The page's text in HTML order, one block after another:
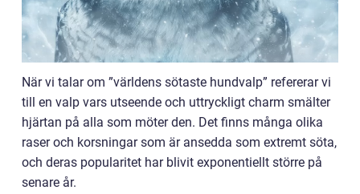
När vi talar om ”världens sötaste hundvalp” refererar vi
till en valp vars utseende och uttryckligt charm smälter
hjärtan på alla som möter den. Det finns många olika
raser och korsningar som är ansedda som extremt söta,
och deras popularitet har blivit exponentiellt större på
senare år.